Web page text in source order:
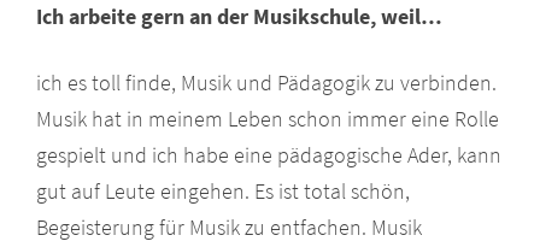
Ich arbeite gern an der Musikschule, weil…
ich es toll finde, Musik und Pädagogik zu verbinden.
Musik hat in meinem Leben schon immer eine Rolle
gespielt und ich habe eine pädagogische Ader, kann
gut auf Leute eingehen. Es ist total schön,
Begeisterung für Musik zu entfachen. Musik